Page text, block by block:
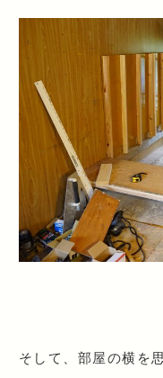
そして、部屋の横を